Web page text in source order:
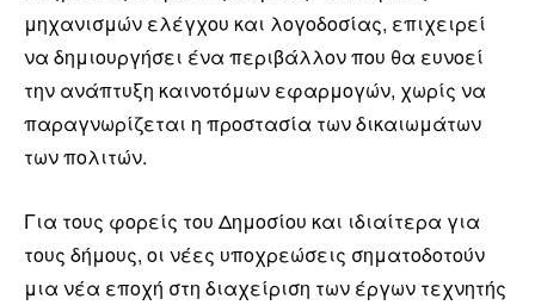
μηχανισμών ελέγχου και λογοδοσίας, επιχειρεί
να δημιουργήσει ένα περιβάλλον που θα ευνοεί
την ανάπτυξη καινοτόμων εφαρμογών, χωρίς να
παραγνωρίζεται η προστασία των δικαιωμάτων
των πολιτών.
Για τους φορείς του Δημοσίου και ιδιαίτερα για
τους δήμους, οι νέες υποχρεώσεις σηματοδοτούν
μια νέα εποχή στη διαχείριση των έργων τεχνητής